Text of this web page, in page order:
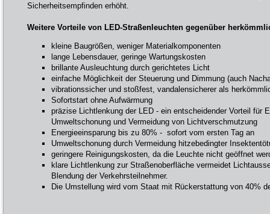
Sicherheitsempfinden erhöht.
Weitere Vorteile von LED-Straßenleuchten gegenüber
kleine Baugrößen, weniger Materialkomponenten
lange Lebensdauer, geringe Wartungskosten
brillante Ausleuchtung durch gerichtetes Licht
einfache Möglichkeit der Steuerung und Dimmung (auch
vibrationssicher und stoßfest, vandalensicherer als
Sofortstart ohne Aufwärmung
präzise Lichtlenkung der LED - ein entscheidender Vorteil für
Umweltschonung und Vermeidung von Lichtverschmutzung
Energieeinsparung bis zu 80% - sofort vom ersten Tag an
Umweltschonung durch Vermeidung hitzebedingter
geringere Reinigungskosten, da die Leuchte nicht geöffnet
klare Lichtlenkung zur Straßenoberfläche vermeidet
Blendung der Verkehrsteilnehmer.
Die Umstellung wird vom Staat mit Rückerstattung von 40%